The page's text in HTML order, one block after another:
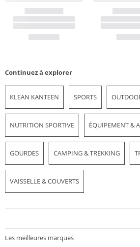
Continuez à explorer
KLEAN KANTEEN SPORTS
NUTRITION SPORTIVE ÉQUIPEMENT &
GOURDES CAMPING & TREKKING
VAISSELLE & COUVERTS
Les meilleures marques